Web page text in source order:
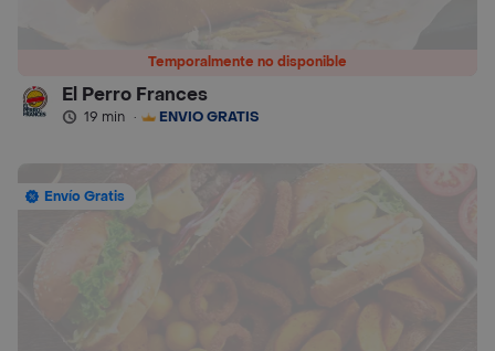
Temporalmente no disponible
El Perro Frances
19 min · ENVÍO GRATIS
Envío Gratis